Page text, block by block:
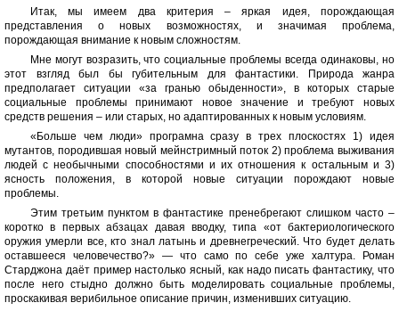
Итак, мы имеем два критерия – яркая идея, порождающая
представления о новых возможностях, и значимая проблема,
порождающая внимание к новым сложностям.
Мне могут возразить, что социальные проблемы всегда одинаковы, но
этот взгляд был бы губительным для фантастики. Природа жанра
предполагает ситуации «за гранью обыденности», в которых старые
социальные проблемы принимают новое значение и требуют новых
средств решения – или старых, но адаптированных к новым условиям.
«Больше чем люди» програмна сразу в трех плоскостях 1) идея
мутантов, породившая новый мейнстримный поток 2) проблема выживания
людей с необычными способностями и их отношения к остальным и 3)
ясность положения, в которой новые ситуации порождают новые
проблемы.
Этим третьим пунктом в фантастике пренебрегают слишком часто –
коротко в первых абзацах давая вводку, типа «от бактериологического
оружия умерли все, кто знал латынь и древнегреческий. Что будет делать
оставшееся человечество?» — что само по себе уже халтура. Роман
Старджона даёт пример настолько ясный, как надо писать фантастику, что
после него стыдно должно быть моделировать социальные проблемы,
проскакивая верибильное описание причин, изменивших ситуацию.